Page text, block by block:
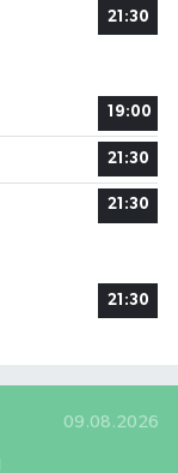
21:30
19:00
21:30
21:30
21:30
09.08.2026